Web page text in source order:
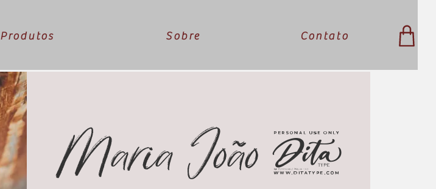
Produtos Sobre Contato
Maria João &